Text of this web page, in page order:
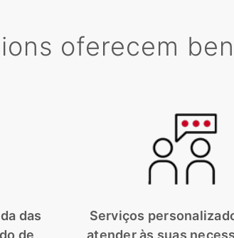
oferecem
das
de
Serviços
atender às suas